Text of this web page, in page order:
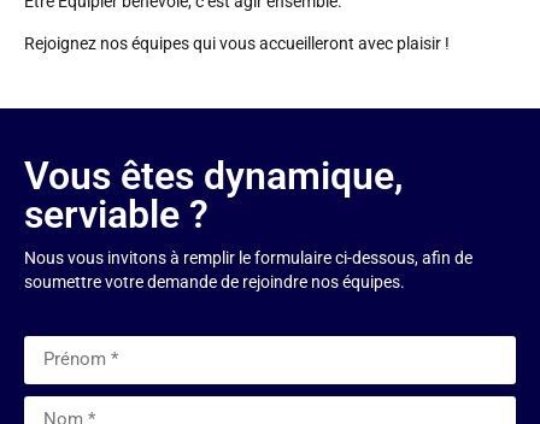
Rejoignez nos équipes qui vous accueilleront avec plaisir !
Vous êtes dynamique,
serviable ?
Nous vous invitons à remplir le formulaire ci-dessous, afin de
soumettre votre demande de rejoindre nos équipes.